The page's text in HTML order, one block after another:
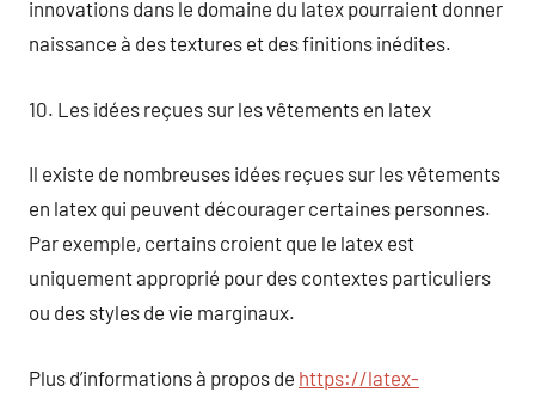
innovations dans le domaine du latex pourraient donner
naissance à des textures et des finitions inédites.
10. Les idées reçues sur les vêtements en latex
Il existe de nombreuses idées reçues sur les vêtements
en latex qui peuvent décourager certaines personnes.
Par exemple, certains croient que le latex est
uniquement approprié pour des contextes particuliers
ou des styles de vie marginaux.
Plus d’informations à propos de https://latex-